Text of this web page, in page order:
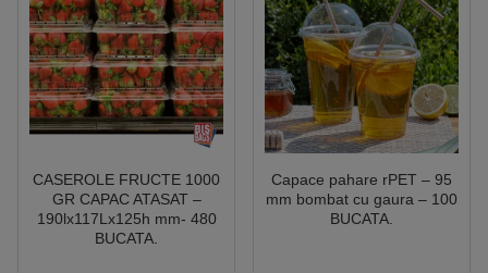
CASEROLE FRUCTE 1000
GR CAPAC ATASAT –
190lx117Lx125h mm- 480
BUCATA.
Capace pahare rPET – 95
mm bombat cu gaura – 100
BUCATA.